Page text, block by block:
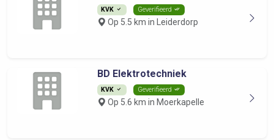
KVK Geverifieerd
Op 5.5 km in Leiderdorp
BD Elektrotechniek
KVK Geverifieerd
Op 5.6 km in Moerkapelle